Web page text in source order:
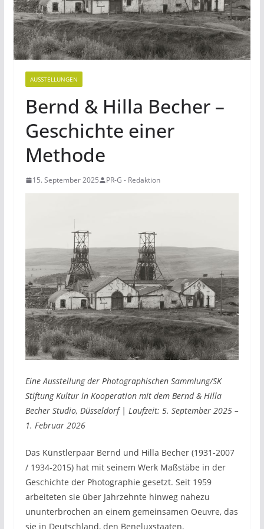
AUSSTELLUNGEN
Bernd & Hilla Becher –
Geschichte einer
Methode
15. September 2025 PR-G - Redaktion
Eine Ausstellung der Photographischen Sammlung/SK
Stiftung Kultur in Kooperation mit dem Bernd & Hilla
Becher Studio, Düsseldorf | Laufzeit: 5. September 2025 –
1. Februar 2026
Das Künstlerpaar Bernd und Hilla Becher (1931-2007
/ 1934-2015) hat mit seinem Werk Maßstäbe in der
Geschichte der Photographie gesetzt. Seit 1959
arbeiteten sie über Jahrzehnte hinweg nahezu
ununterbrochen an einem gemeinsamen Oeuvre, das
sie in Deutschland, den Beneluxstaaten,